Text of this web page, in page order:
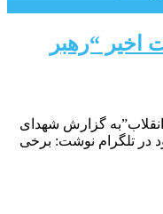
اخیر “رهبر
انقلاب”به گزارش شهدای
در تلگرام نوشت: برخی